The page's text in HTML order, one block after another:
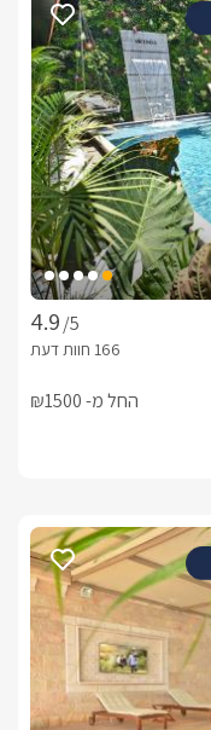
/5
החל מ- ₪1500